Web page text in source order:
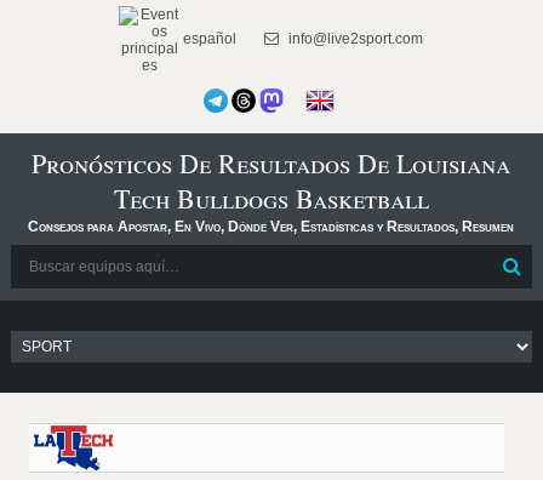
español info@live2sport.com
Pronósticos De Resultados De Louisiana
Tech Bulldogs Basketball
Consejos para Apostar, En Vivo, Dónde Ver, Estadísticas y Resultados, Resumen